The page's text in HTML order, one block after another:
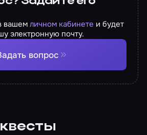
вашемличном кабинете и будет
электронную почту.
вопрос